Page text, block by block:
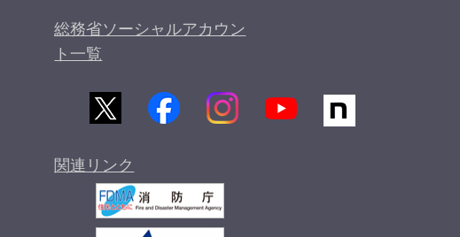
総務省ソーシャルアカウン
ト一覧
関連リンク